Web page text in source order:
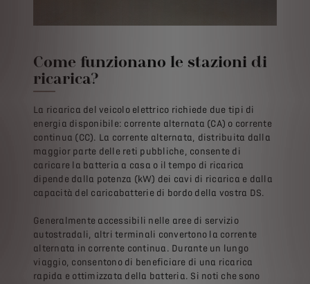
Come funzionano le stazioni di
ricarica?
La ricarica del veicolo elettrico richiede due tipi di
energia disponibile: corrente alternata (CA) o corrente
continua (CC). La corrente alternata, distribuita dalla
maggior parte delle reti pubbliche, consente di
caricare la batteria a casa o il tempo di ricarica
dipende dalla potenza (kW) dei cavi di ricarica e dalla
capacità del caricabatterie di bordo della vostra DS.
Generalmente accessibili nelle aree di servizio
autostradali, altri terminali convertono la corrente
alternata in corrente continua. Durante un lungo
viaggio, consentono di beneficiare di una ricarica
rapida e ottimizzata della batteria. Si noti che sono